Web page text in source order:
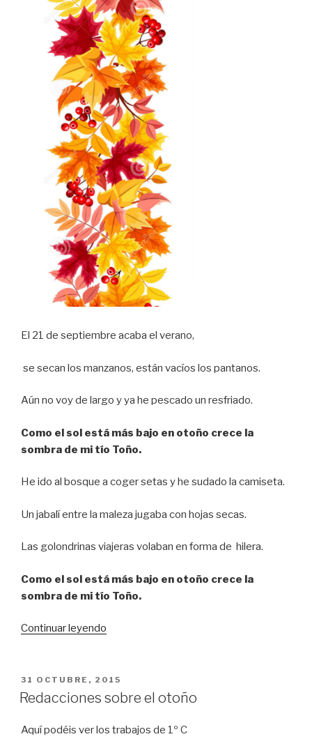
El 21 de septiembre acaba el verano,
se secan los manzanos, están vacíos los pantanos.
Aún no voy de largo y ya he pescado un resfriado.
Como el sol está más bajo en otoño crece la
sombra de mi tío Toño.
He ido al bosque a coger setas y he sudado la camiseta.
Un jabalí entre la maleza jugaba con hojas secas.
Las golondrinas viajeras volaban en forma de hilera.
Como el sol está más bajo en otoño crece la
sombra de mi tío Toño.
Continuar leyendo
PUBLICADO
EN
31 OCTUBRE, 2015
Redacciones sobre el otoño
Aquí podéis ver los trabajos de 1º C